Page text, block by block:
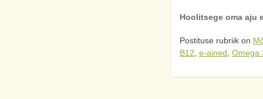
Hoolitsege oma aju
Postituse rubriik on
B12 e-ained Omega